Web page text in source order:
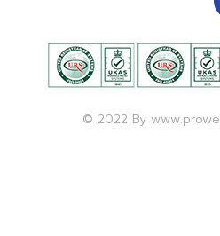
© 2022 By